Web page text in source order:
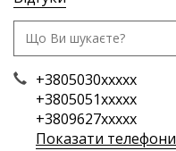
+3805030xxxxx
+3805051xxxxx
+3809627xxxxx
Показати телефони